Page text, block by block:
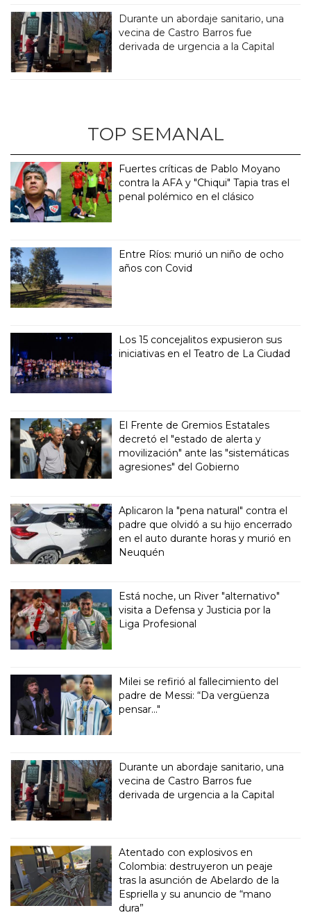
Durante un abordaje sanitario, una
vecina de Castro Barros fue
derivada de urgencia a la Capital
TOP SEMANAL
Fuertes críticas de Pablo Moyano
contra la AFA y "Chiqui" Tapia tras el
penal polémico en el clásico
Entre Ríos: murió un niño de ocho
años con Covid
Los 15 concejalitos expusieron sus
iniciativas en el Teatro de La Ciudad
El Frente de Gremios Estatales
decretó el "estado de alerta y
movilización" ante las "sistemáticas
agresiones" del Gobierno
Aplicaron la "pena natural" contra el
padre que olvidó a su hijo encerrado
en el auto durante horas y murió en
Neuquén
Está noche, un River "alternativo"
visita a Defensa y Justicia por la
Liga Profesional
Milei se refirió al fallecimiento del
padre de Messi: “Da vergüenza
pensar..."
Durante un abordaje sanitario, una
vecina de Castro Barros fue
derivada de urgencia a la Capital
Atentado con explosivos en
Colombia: destruyeron un peaje
tras la asunción de Abelardo de la
Espriella y su anuncio de “mano
dura”